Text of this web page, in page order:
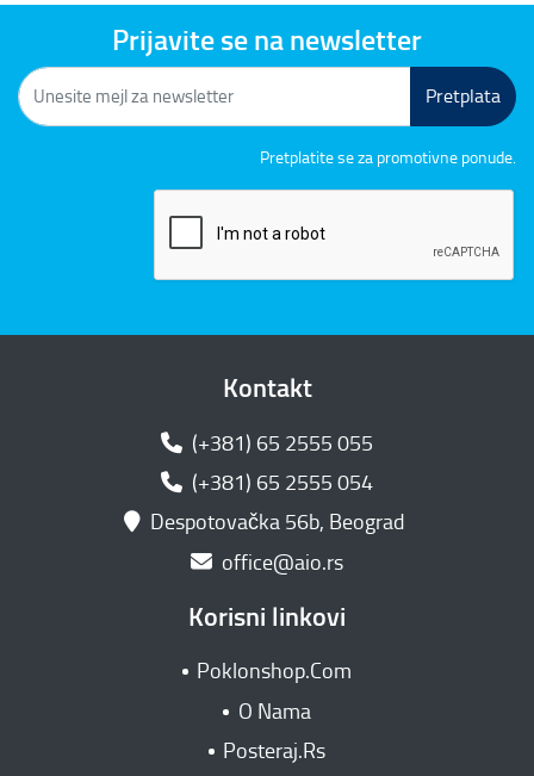
Prijavite se na newsletter
Pretplata
Pretplatite se za promotivne ponude.
Kontakt
(+381) 65 2555 055
(+381) 65 2555 054
Despotovačka 56b, Beograd
office@aio.rs
Korisni linkovi
Poklonshop.Com
O Nama
Posteraj.Rs